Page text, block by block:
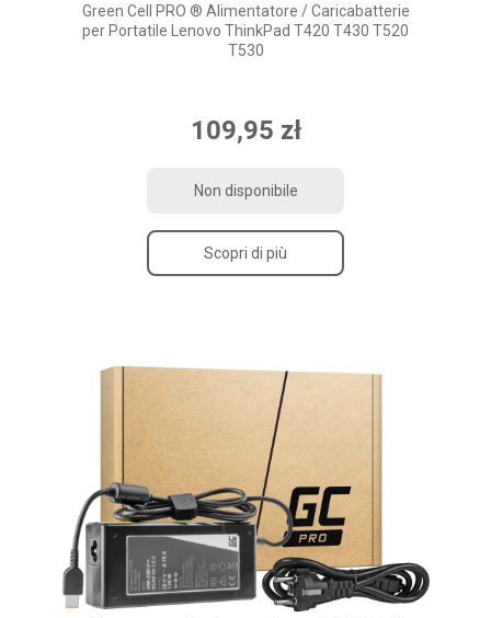
Green Cell PRO ® Alimentatore / Caricabatterie
per Portatile Lenovo ThinkPad T420 T430 T520
T530
109,95 zł
Non disponibile
Scopri di più